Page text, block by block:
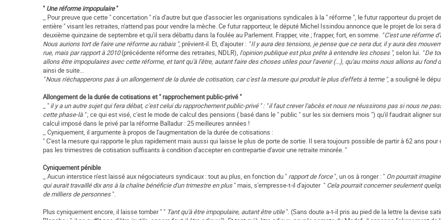
" Une réforme impopulaire"
_ Pour preuve que cette " concertation " n'a d'autre but que d'associer les organisations syndicales à la " réforme ", le futur rapporteur du projet
entière " visant les retraites, n'attend pas pour vendre la mèche. Ce futur rapporteur, le député Michel Issindou annonce que le projet de loi sera
deuxième quinzaine de septembre et qu'il sera débattu dans la foulée au Parlement. Frapper, vite ; frapper, fort, en somme. " C'est une réforme
Nous aurions tort de faire une réforme au rabais ", prévient-il. Et, d'ajouter : " Il y aura des tensions, je pense que ce sera dur, il y aura des
rue, mais par rapport à 2010(précédente réforme des retraites, NDLR), l'opinion publique est plus prête à entendre les choses ", selon lui. " De
allons être impopulaires avec cette réforme, et tant qu'à l'être, autant faire des choses utiles pour l'avenir (...), qu'au moins nous allions au fond
ainsi de suite...
" Nous n'échapperons pas à un allongement de la durée de cotisation, car c'est la mesure qui produit le plus d'effets à terme ", a souligné le
Allongement de la durée de cotisations et " rapprochement public-privé "
_ "il y a un autre sujet qui fera débat, c'est celui du rapprochement public-privé " : " il faut crever l'abcès et nous ne réussirons pas si nous ne
cette phase-là "; ce qui est visé, c'est le mode de calcul des pensions ( basé dans le " public " sur les six derniers mois ") qu'il faudrait aligner
calcul imposé dans le privé par la réforme Balladur : 25 meilleures années !
_ Cyniquement, il argumente à propos de l'augmentation de la durée de cotisations :
" C'est la mesure qui rapporte le plus rapidement mais aussi qui laisse le plus de porte de sortie. Il sera toujours possible de partir à 62 ans pour
pas les trimestres de cotisation suffisants à condition d'accepter en contrepartie d'avoir une retraite minorée. "
Cyniquement pénible
_ Aucun interstice n'est laissé aux négociateurs syndicaux : tout au plus, en fonction du " rapport de force", un os à ronger : " On pourrait
qui aurait travaillé dix ans à la chaîne bénéficie d'un trimestre en plus" mais, s'empresse-t-il d'ajouter " Cela pourrait concerner seulement
de milliers de personnes".
Plus cyniquement encore, il laisse tomber " " Tant qu'à être impopulaire, autant être utile". (Sans doute a-t-il pris au pied de la lettre la devise